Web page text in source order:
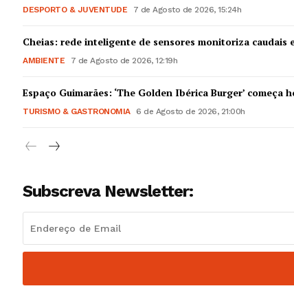
DESPORTO & JUVENTUDE 7 de Agosto de 2026, 15:24h
Cheias: rede inteligente de sensores monitoriza caudais
AMBIENTE 7 de Agosto de 2026, 12:19h
Espaço Guimarães: ‘The Golden Ibérica Burger’ começa
TURISMO & GASTRONOMIA 6 de Agosto de 2026, 21:00h
Subscreva Newsletter: